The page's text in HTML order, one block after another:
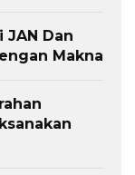
JAN Dan
Makna